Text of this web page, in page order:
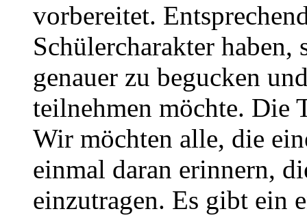
vorbereitet.
Schülercharakter
genauer zu begucken
teilnehmen möchte. Die
Wir möchten alle, die
einmal daran erinnern,
einzutragen. Es gibt ein